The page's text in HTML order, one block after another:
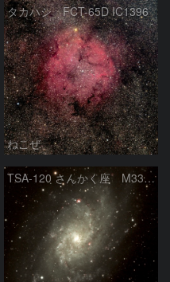
タカハシ FCT-65D IC1396
ねこぜ
TSA-120 さんかく座 M33銀河